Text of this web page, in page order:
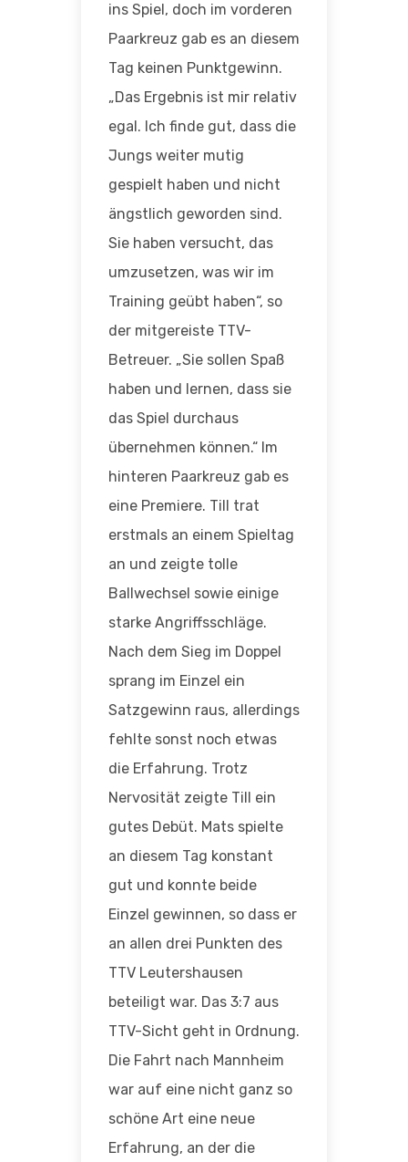
ins Spiel, doch im vorderen
Paarkreuz gab es an diesem
Tag keinen Punktgewinn.
„Das Ergebnis ist mir relativ
egal. Ich finde gut, dass die
Jungs weiter mutig
gespielt haben und nicht
ängstlich geworden sind.
Sie haben versucht, das
umzusetzen, was wir im
Training geübt haben“, so
der mitgereiste TTV-
Betreuer. „Sie sollen Spaß
haben und lernen, dass sie
das Spiel durchaus
übernehmen können.“ Im
hinteren Paarkreuz gab es
eine Premiere. Till trat
erstmals an einem Spieltag
an und zeigte tolle
Ballwechsel sowie einige
starke Angriffsschläge.
Nach dem Sieg im Doppel
sprang im Einzel ein
Satzgewinn raus, allerdings
fehlte sonst noch etwas
die Erfahrung. Trotz
Nervosität zeigte Till ein
gutes Debüt. Mats spielte
an diesem Tag konstant
gut und konnte beide
Einzel gewinnen, so dass er
an allen drei Punkten des
TTV Leutershausen
beteiligt war. Das 3:7 aus
TTV-Sicht geht in Ordnung.
Die Fahrt nach Mannheim
war auf eine nicht ganz so
schöne Art eine neue
Erfahrung, an der die